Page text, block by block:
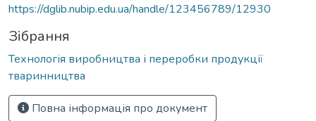
https://dglib.nubip.edu.ua/handle/123456789/12930
Зібрання
Технологія виробництва і переробки продукції
тваринництва
Повна інформація про документ